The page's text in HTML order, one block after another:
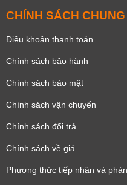
CHÍNH SÁCH CHUNG
Điều khoản thanh toán
Chính sách bảo hành
Chính sách bảo mật
Chính sách vận chuyển
Chính sách đổi trả
Chính sách về giá
Phương thức tiếp nhận và